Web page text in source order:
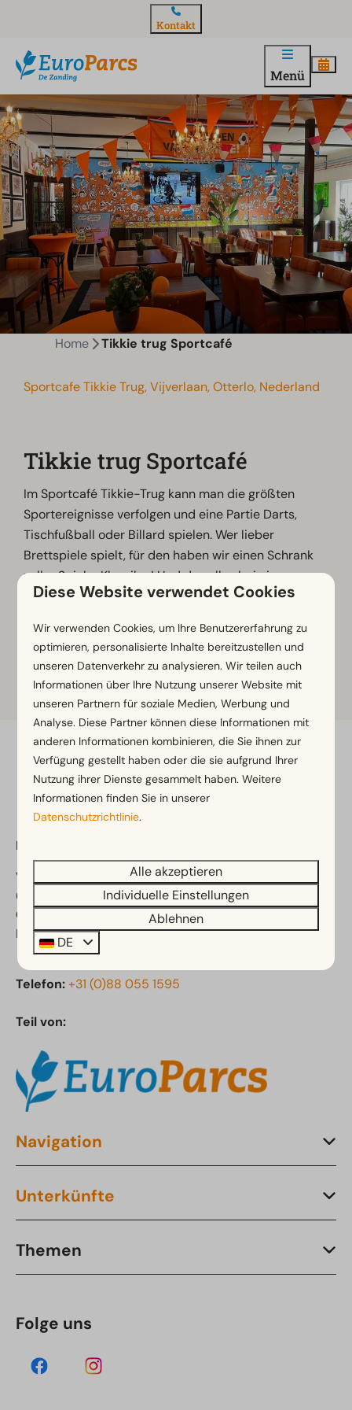
Kontakt
Menü
Home Tikkie trug Sportcafé
Sportcafe Tikkie Trug, Vijverlaan, Otterlo, Nederland
Tikkie trug Sportcafé
Im Sportcafé Tikkie-Trug kann man die größten
Sportereignisse verfolgen und eine Partie Darts,
Tischfußball oder Billard spielen. Wer lieber
Brettspiele spielt, für den haben wir einen Schrank
voller Spiele-Klassiker! Und das alles bei einem
Snack und einem Getränk!
DieÖffnungszeiten finden Sie hier.
Bezahlen Sie sicher
EuroParcs De Zanding
Vijverlaan 1
6731 CK Otterlo
Gelderland
Niederlande
Telefon:+31 (0)88 055 1595
Teil von:
Navigation
Unterkünfte
Themen
Folge uns
Diese Website verwendet Cookies
Wir verwenden Cookies, um Ihre Benutzererfahrung zu
optimieren, personalisierte Inhalte bereitzustellen und
unseren Datenverkehr zu analysieren. Wir teilen auch
Informationen über Ihre Nutzung unserer Website mit
unseren Partnern für soziale Medien, Werbung und
Analyse. Diese Partner können diese Informationen mit
anderen Informationen kombinieren, die Sie ihnen zur
Verfügung gestellt haben oder die sie aufgrund Ihrer
Nutzung ihrer Dienste gesammelt haben. Weitere
Informationen finden Sie in unserer
Datenschutzrichtlinie.
Alle akzeptieren
Individuelle Einstellungen
Ablehnen
DE